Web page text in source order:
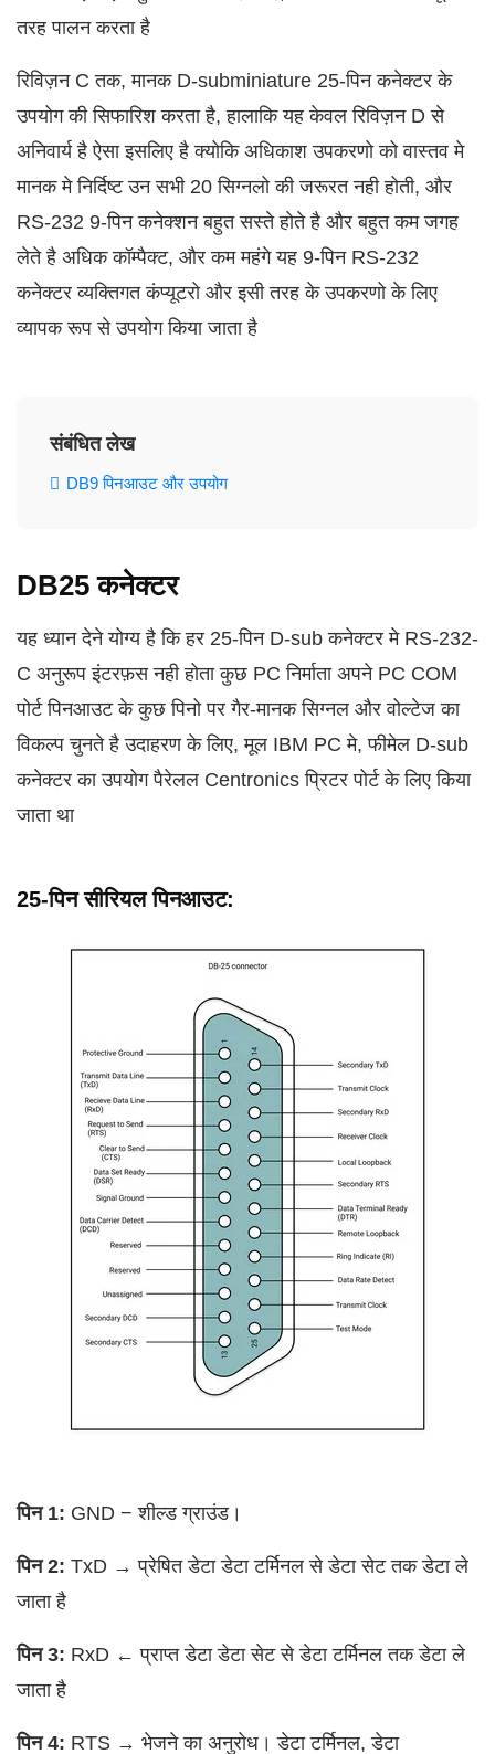
तरह पालन करता है
रिविज़न C तक, मानक D-subminiature 25-पिन कनेक्टर के
उपयोग की सिफारिश करता है, हालाकि यह केवल रिविज़न D से
अनिवार्य है ऐसा इसलिए है क्योकि अधिकाश उपकरणो को वास्तव मे
मानक मे निर्दिष्ट उन सभी 20 सिग्नलो की जरूरत नही होती, और
RS-232 9-पिन कनेक्शन बहुत सस्ते होते है और बहुत कम जगह
लेते है अधिक कॉम्पैक्ट, और कम महंगे यह 9-पिन RS-232
कनेक्टर व्यक्तिगत कंप्यूटरो और इसी तरह के उपकरणो के लिए
व्यापक रूप से उपयोग किया जाता है
संबंधित लेख
DB9 पिनआउट और उपयोग
DB25 कनेक्टर
यह ध्यान देने योग्य है कि हर 25-पिन D-sub कनेक्टर मे RS-232-
C अनुरूप इंटरफ़स नही होता कुछ PC निर्माता अपने PC COM
पोर्ट पिनआउट के कुछ पिनो पर गैर-मानक सिग्नल और वोल्टेज का
विकल्प चुनते है उदाहरण के लिए, मूल IBM PC मे, फीमेल D-sub
कनेक्टर का उपयोग पैरेलल Centronics प्रिटर पोर्ट के लिए किया
जाता था
25-पिन सीरियल पिनआउट:
पिन 1: GND − शील्ड ग्राउंड।
पिन 2: TxD → प्रेषित डेटा डेटा टर्मिनल से डेटा सेट तक डेटा ले
जाता है
पिन 3: RxD ← प्राप्त डेटा डेटा सेट से डेटा टर्मिनल तक डेटा ले
जाता है
पिन 4: RTS → भेजने का अनुरोध। डेटा टर्मिनल, डेटा